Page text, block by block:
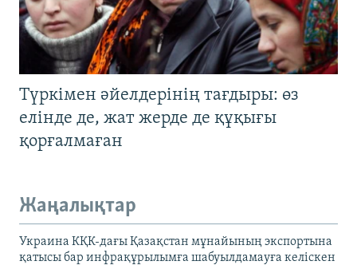
Түркімен әйелдерінің тағдыры: өз
елінде де, жат жерде де құқығы
қорғалмаған
Жаңалықтар
Украина КҚК-дағы Қазақстан мұнайының экспортына
қатысы бар инфрақұрылымға шабуылдамауға келіскен